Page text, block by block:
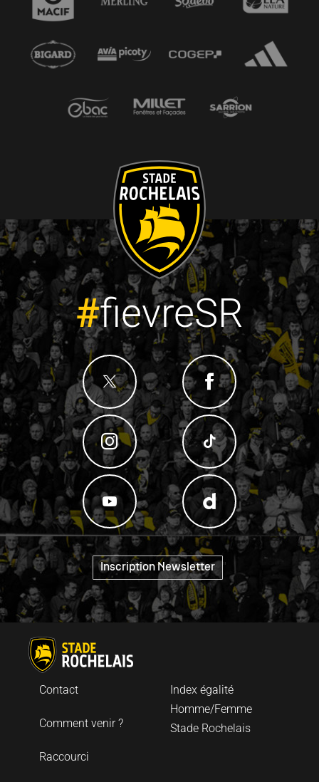
#fievreSR
Inscription Newsletter "
Index égalité
Homme/Femme
Stade Rochelais
Contact
Comment venir ?
Raccourci